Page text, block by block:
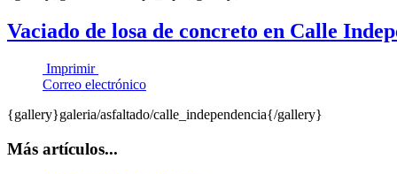
Vaciado de losa de concreto en Calle
Imprimir
Correo electrónico
{gallery}galeria/asfaltado/calle_independencia{/gallery}
Más artículos...